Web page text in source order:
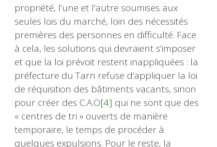
propriété, l’une et l’autre soumises aux
seules lois du marché, loin des nécessités
premières des personnes en difficulté. Face
à cela, les solutions qui devraient s’imposer
et que la loi prévoit restent inappliquées : la
préfecture du Tarn refuse d’appliquer la loi
de réquisition des bâtiments vacants, sinon
pour créer des C.A.O[4] qui ne sont que des
« centres de tri » ouverts de manière
temporaire, le temps de procéder à
quelques expulsions. Pour le reste, la